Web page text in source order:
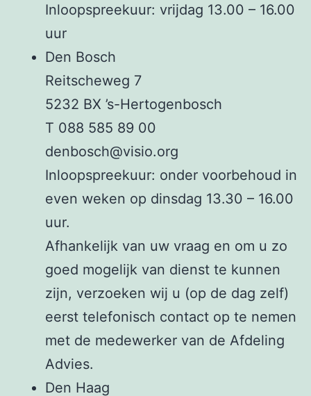
Inloopspreekuur: vrijdag 13.00 – 16.00
uur
Den Bosch
Reitscheweg 7
5232 BX ’s-Hertogenbosch
T 088 585 89 00
denbosch@visio.org
Inloopspreekuur: onder voorbehoud in
even weken op dinsdag 13.30 – 16.00
uur.
Afhankelijk van uw vraag en om u zo
goed mogelijk van dienst te kunnen
zijn, verzoeken wij u (op de dag zelf)
eerst telefonisch contact op te nemen
met de medewerker van de Afdeling
Advies.
Den Haag